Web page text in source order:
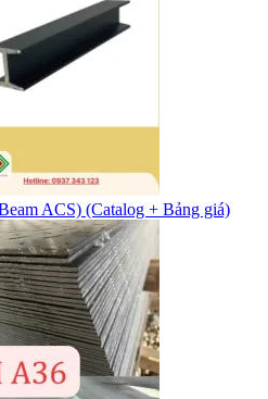
ACS) (Catalog + Bảng giá)